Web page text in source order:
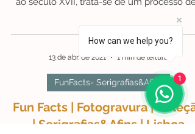
13 de abr. de 2021 1 min de leitura
FunFacts- Serigrafias&Afins
Fun Facts | Monotipia | Coleção
da Serigrafias&Afins | Lisboa
É uma das técnicas mais antigas presentes
How can we help you?
1